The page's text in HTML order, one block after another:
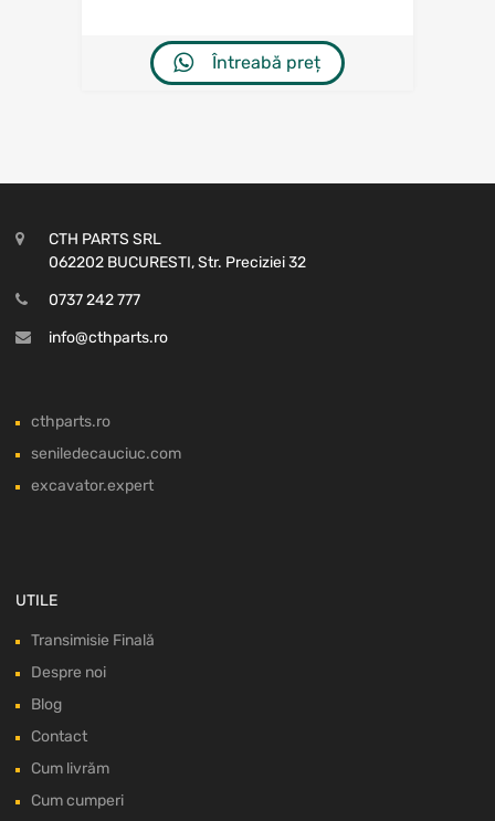
Întreabă preț
CTH PARTS SRL
062202 BUCURESTI, Str. Preciziei 32
0737 242 777
info@cthparts.ro
cthparts.ro
seniledecauciuc.com
excavator.expert
UTILE
Transimisie Finală
Despre noi
Blog
Contact
Cum livrăm
Cum cumperi